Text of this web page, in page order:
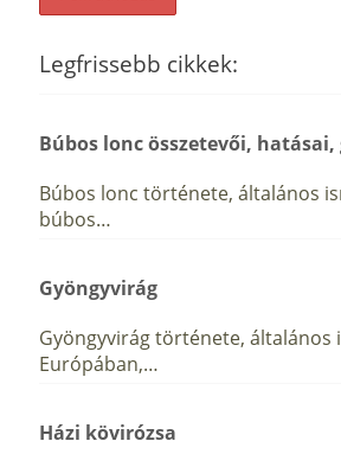
Legfrissebb cikkek:
Búbos lonc összetevői,
Búbos lonc története, általános
búbos…
Gyöngyvirág
Gyöngyvirág története, általános
Európában,…
Házi kövirózsa